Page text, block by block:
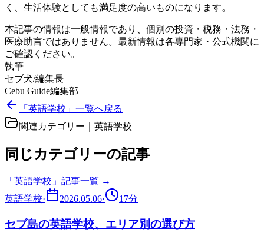
く、生活体験としても満足度の高いものになります。
本記事の情報は一般情報であり、個別の投資・税務・法務・
医療助言ではありません。最新情報は各専門家・公式機関に
ご確認ください。
執筆
セブ犬/編集長
Cebu Guide編集部
「英語学校」一覧へ戻る
関連カテゴリー｜ 英語学校
同じカテゴリーの記事
「 英語学校 」記事一覧 →
英語学校· 2026.05.06· 17分
セブ島の英語学校、エリア別の選び方